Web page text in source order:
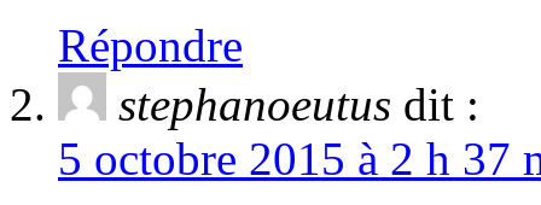
Répondre
stephanoeutus dit :
5 octobre 2015 à 2 h 37